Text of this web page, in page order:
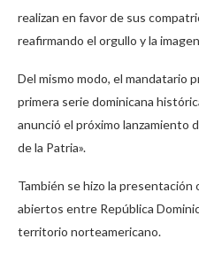
realizan en favor de sus
reafirmando el orgullo y la
Del mismo modo, el mandatario
primera serie dominicana
anunció el próximo lanzamiento
de la Patria».
También se hizo la
abiertos entre República
territorio norteamericano.